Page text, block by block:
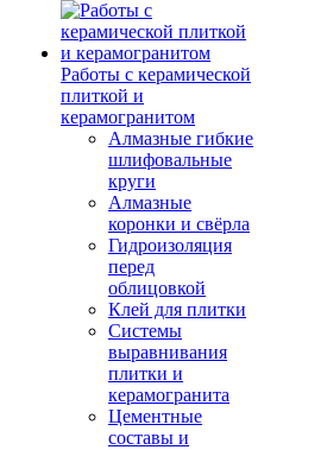
Работы с керамической
плиткой и
керамогранитом
Алмазные гибкие
шлифовальные
круги
Алмазные
коронки и свёрла
Гидроизоляция
перед
облицовкой
Клей для плитки
Системы
выравнивания
плитки и
керамогранита
Цементные
составы и